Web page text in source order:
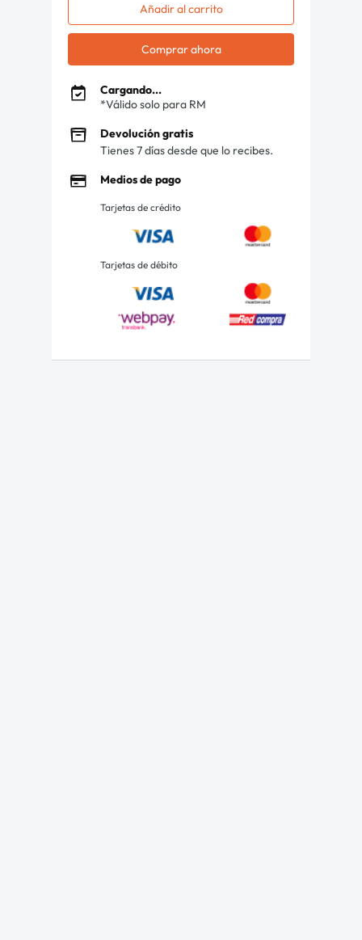
Añadir al carrito
Comprar ahora
Cargando...
*Válido solo para RM
Devolución gratis
Tienes 7 días desde que lo recibes.
Medios de pago
Tarjetas de crédito
Tarjetas de débito